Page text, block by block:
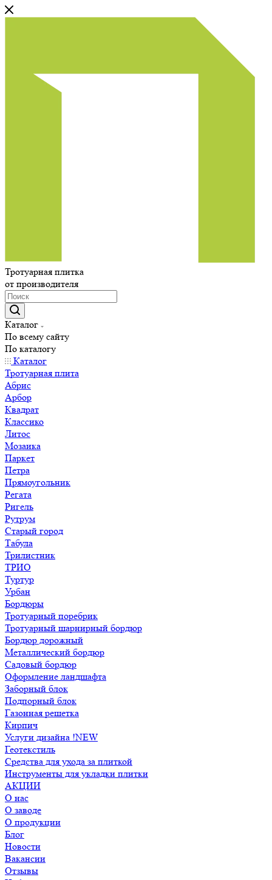
Тротуарная плитка
от производителя
Каталог
По всему сайту
По каталогу
Каталог
Тротуарная плита
Абрис
Арбор
Квадрат
Классико
Литос
Мозаика
Паркет
Петра
Прямоугольник
Регата
Ригель
Рутрум
Старый город
Табула
Трилистник
ТРИО
Туртур
Урбан
Бордюры
Тротуарный поребрик
Тротуарный шарнирный бордюр
Бордюр дорожный
Металлический бордюр
Садовый бордюр
Оформление ландшафта
Заборный блок
Подпорный блок
Газонная решетка
Кирпич
Услуги дизайна !NEW
Геотекстиль
Средства для ухода за плиткой
Инструменты для укладки плитки
АКЦИИ
О нас
О заводе
О продукции
Блог
Новости
Вакансии
Отзывы